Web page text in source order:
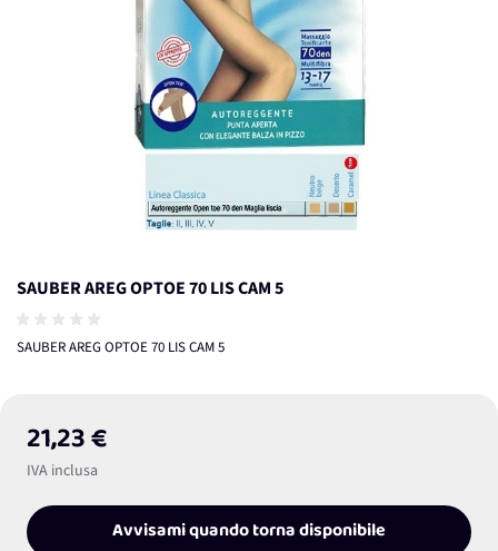
SAUBER AREG OPTOE 70 LIS CAM 5
SAUBER AREG OPTOE 70 LIS CAM 5
21,23 €
IVA inclusa
Avvisami quando torna disponibile